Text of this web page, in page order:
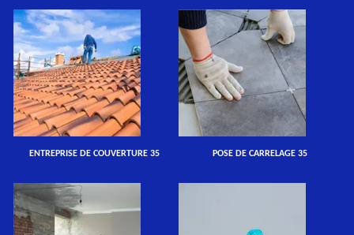
ENTREPRISE DE COUVERTURE 35 POSE DE CARRELAGE 35